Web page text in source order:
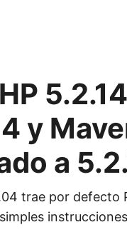
y
a
trae por defecto